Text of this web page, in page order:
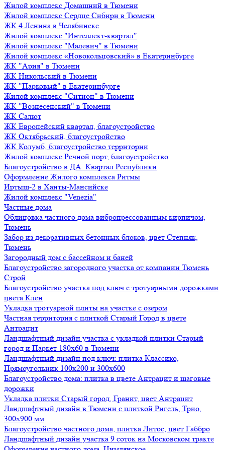
Жилой комплекс Домашний в Тюмени
Жилой комплекс Сердце Сибири в Тюмени
ЖК 4 Ленина в Челябинске
Жилой комплекс "Интеллект-квартал"
Жилой комплекс "Малевич" в Тюмени
Жилой комплекс «Новокольцовский» в Екатеринбурге
ЖК "Ария" в Тюмени
ЖК Никольский в Тюмени
ЖК "Парковый" в Екатеринбурге
Жилой комплекс "Ситион" в Тюмени
ЖК "Вознесенский" в Тюмени
ЖК Салют
ЖК Европейский квартал, благоустройство
ЖК Октябрьский, благоустройство
ЖК Колумб, благоустройство территории
Жилой комплекс Речной порт, благоустройство
Благоустройство в ДА. Квартал Республики
Оформление Жилого комплекса Ритмы
Иртыш-2 в Ханты-Мансийске
Жилой комплекс "Venezia"
Частные дома
Облицовка частного дома вибропрессованным кирпичом,
Тюмень
Забор из декоративных бетонных блоков, цвет Степняк,
Тюмень
Загородный дом с бассейном и баней
Благоустройство загородного участка от компании Тюмень
Строй
Благоустройство участка под ключ с тротуарными дорожками
цвета Клен
Укладка тротуарной плиты на участке с озером
Частная территория с плиткой Старый Город в цвете
Антрацит
Ландшафтный дизайн участка с укладкой плитки Старый
город и Паркет 180х60 в Тюмени
Ландшафтный дизайн под ключ: плитка Классико,
Прямоугольник 100х200 и 300х600
Благоустройство дома: плитка в цвете Антрацит и шаговые
дорожки
Укладка плитки Старый город, Гранит, цвет Антрацит
Ландшафтный дизайн в Тюмени с плиткой Ригель, Трио,
300х900 мм
Благоустройство частного дома, плитка Литос, цвет Габбро
Ландшафтный дизайн участка 9 соток на Московском тракте